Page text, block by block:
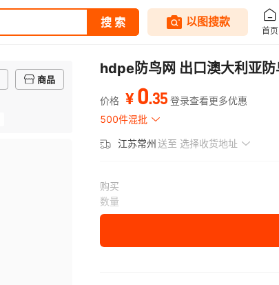
商品
hdpe防鸟网 出口澳大利亚
价格 ¥ 0.35 登录查看更多优惠
500件混批
江苏常州送至 选择收货地址
购买
数量